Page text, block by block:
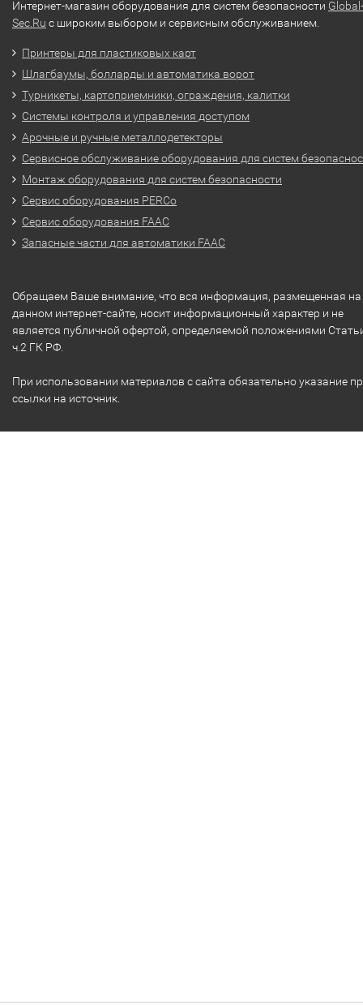
Интернет-магазин оборудования для систем безопасности Global-
Sec.Ru с широким выбором и сервисным обслуживанием.
Принтеры для пластиковых карт
Шлагбаумы, болларды и автоматика ворот
Турникеты, картоприемники, ограждения, калитки
Системы контроля и управления доступом
Арочные и ручные металлодетекторы
Сервисное обслуживание оборудования для систем
Монтаж оборудования для систем безопасности
Сервис оборудования PERCo
Сервис оборудования FAAC
Запасные части для автоматики FAAC
Обращаем Ваше внимание, что вся информация, размещенная на
данном интернет-сайте, носит информационный характер и не
является публичной офертой, определяемой положениями
ч.2 ГК РФ.
При использовании материалов с сайта обязательно указание
ссылки на источник.